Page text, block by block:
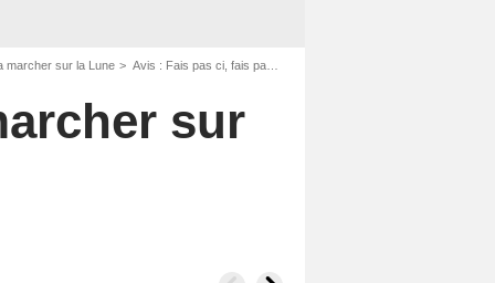
marcher sur la Lune Avis : Fais pas ci, fais pas ça : On va marcher sur la Lune - Page 3
sur